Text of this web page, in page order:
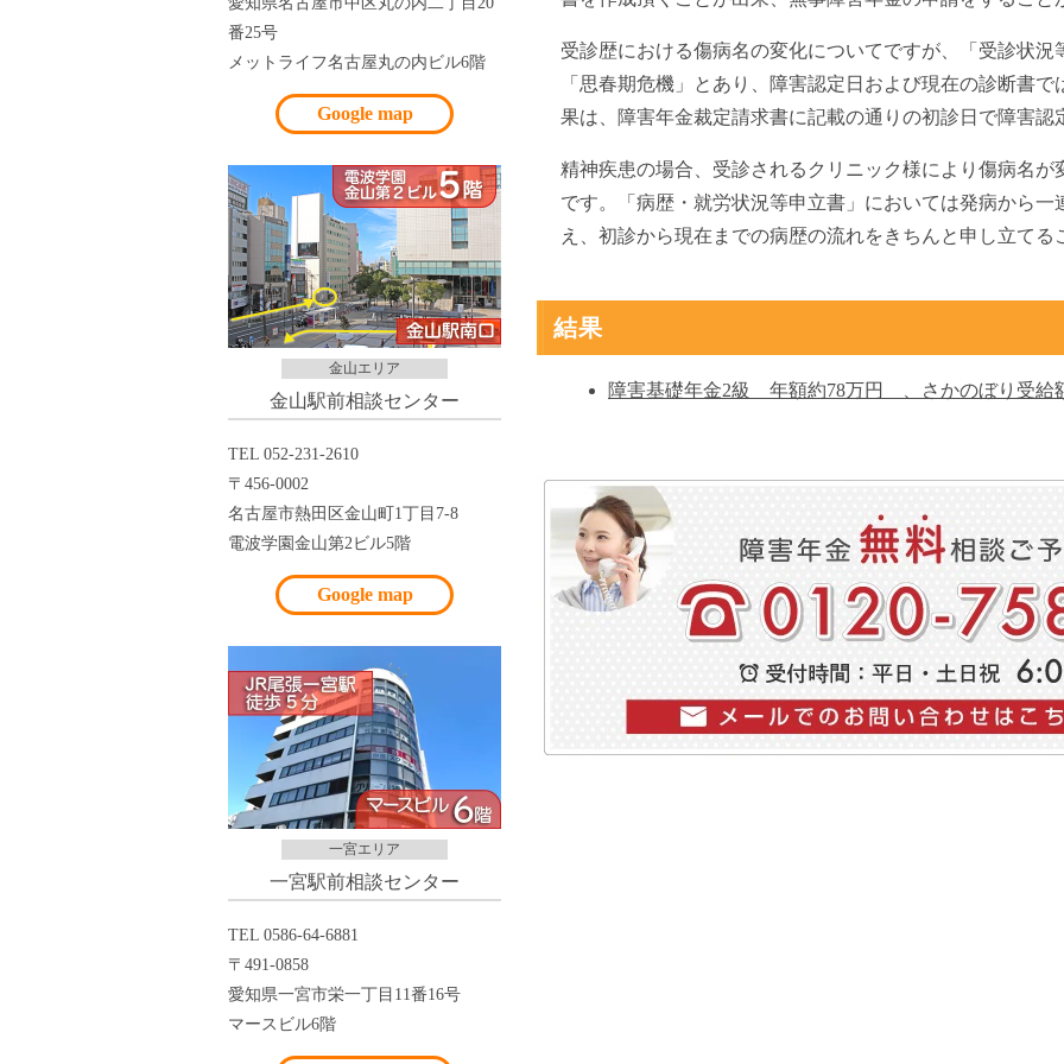
受診歴における傷病名の変化についてですが、「受診状
「思春期危機」とあり、障害認定日および現在の診断書
果は、障害年金裁定請求書に記載の通りの初診日で障害認
精神疾患の場合、受診されるクリニック様により傷病名
です。「病歴・就労状況等申立書」においては発病から
え、初診から現在までの病歴の流れをきちんと申し立てる
結果
障害基礎年金2級 年額約78万円 、さかのぼり受
番25号
メットライフ名古屋丸の内ビル6階
Google map
金山エリア
金山駅前相談センター
TEL 052-231-2610
〒456-0002
名古屋市熱田区金山町1丁目7-8
電波学園金山第2ビル5階
Google map
一宮エリア
一宮駅前相談センター
TEL 0586-64-6881
〒491-0858
愛知県一宮市栄一丁目11番16号
マースビル6階